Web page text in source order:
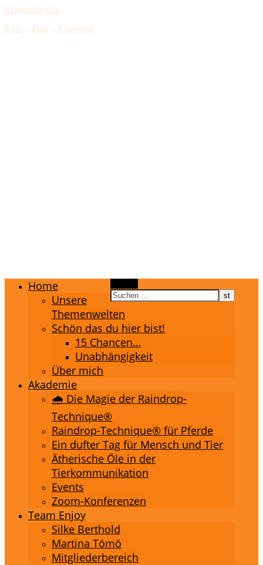
Essentielle Öle
Rein – Echt – Essentiell
Home
Unsere
Themenwelten
Schön das du hier bist!
15 Chancen…
Unabhängigkeit
Über mich
Akademie
🌧️ Die Magie der Raindrop-
Technique®
Raindrop-Technique® für Pferde
Ein dufter Tag für Mensch und Tier
Ätherische Öle in der
Tierkommunikation
Events
Zoom-Konferenzen
Team Enjoy
Silke Berthold
Martina Tömö
Mitgliederbereich